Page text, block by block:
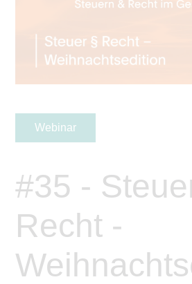
Webinar
#35 -
Recht -